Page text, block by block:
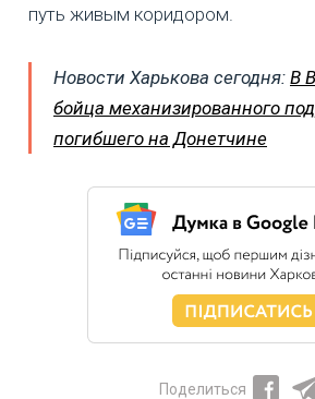
путь живым коридором.
Новости Харькова сегодня: В
бойца механизированного
погибшего на Донетчине
Поделиться